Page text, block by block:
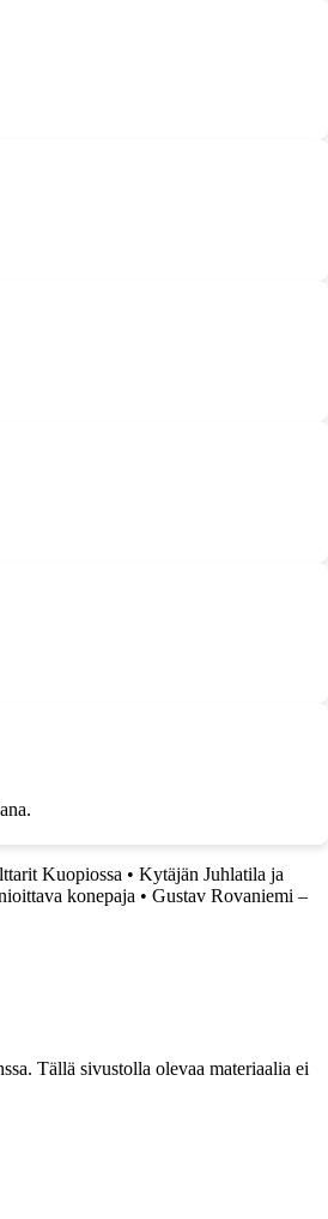
Kuopiossa • Kytäjän Juhlatila ja
konepaja • Gustav Rovaniemi –
Tällä sivustolla olevaa materiaalia ei